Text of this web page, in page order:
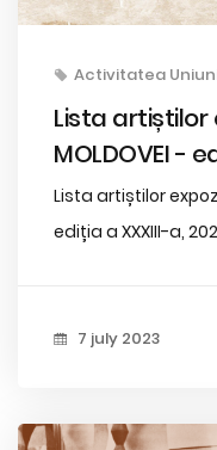
Activitatea
Lista artiștilor
MOLDOVEI -
Lista artiștilor
ediția a XXXIII-a,
7 july 2023